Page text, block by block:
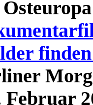
Februar